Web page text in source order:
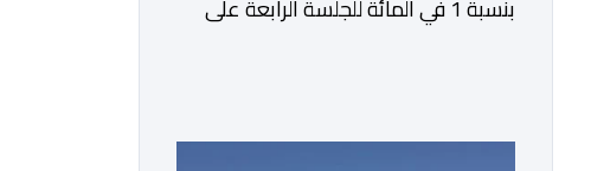
بنسبة 1 في المائة للجلسة الرابعة على